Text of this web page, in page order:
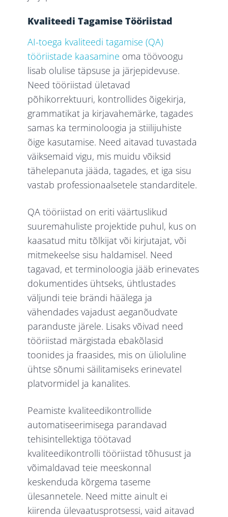
Kvaliteedi Tagamise Tööriistad
AI-toega kvaliteedi tagamise (QA)
tööriistade kaasamine oma töövoogu
lisab olulise täpsuse ja järjepidevuse.
Need tööriistad ületavad
põhikorrektuuri, kontrollides õigekirja,
grammatikat ja kirjavahemärke, tagades
samas ka terminoloogia ja stiilijuhiste
õige kasutamise. Need aitavad tuvastada
väiksemaid vigu, mis muidu võiksid
tähelepanuta jääda, tagades, et iga sisu
vastab professionaalsetele standarditele.
QA tööriistad on eriti väärtuslikud
suuremahuliste projektide puhul, kus on
kaasatud mitu tõlkijat või kirjutajat, või
mitmekeelse sisu haldamisel. Need
tagavad, et terminoloogia jääb erinevates
dokumentides ühtseks, ühtlustades
väljundi teie brändi häälega ja
vähendades vajadust aeganõudvate
paranduste järele. Lisaks võivad need
tööriistad märgistada ebakõlasid
toonides ja fraasides, mis on ülioluline
ühtse sõnumi säilitamiseks erinevatel
platvormidel ja kanalites.
Peamiste kvaliteedikontrollide
automatiseerimisega parandavad
tehisintellektiga töötavad
kvaliteedikontrolli tööriistad tõhusust ja
võimaldavad teie meeskonnal
keskenduda kõrgema taseme
ülesannetele. Need mitte ainult ei
kiirenda ülevaatusprotsessi, vaid aitavad